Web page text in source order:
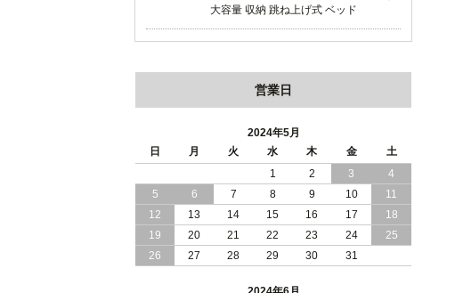
大容量 収納 跳ね上げ式 ベッド
2024/03/28
収納 付き 大容量 チェスト ベッド 日本
製 ヘッドボードなし
2024/02/23
畳 の 床面 で 敷き布団 で 寝られる 引き
出し 収納庫 付 大容量 チェスト ベッド
日本製
2024/02/13
床 畳仕様 で 敷き布団 が 使える 引き出
し 収納庫 付き チェスト ベッド 日本製
営業日
2024年5月
日
月 火 水 木 金
土
1
2 3
4
5
6 7 8 9 10
11
12
13 14 15 16 17
18
19
20 21 22 23 24
25
26
27 28 29 30 31